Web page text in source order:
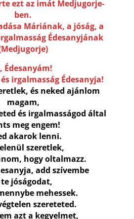
ezt az imát Medjugorje-
ben.
Máriának, a jóság, a
Édesanyjának
Édesanyám!
irgalmasság Édesanyja!
és neked ajánlom
magam,
és irgalmasságod által
meg engem!
akarok lenni.
szeretlek,
hogy oltalmazz.
add szívembe
te jóságodat,
mehessek.
szereteted.
azt a kegyelmet,